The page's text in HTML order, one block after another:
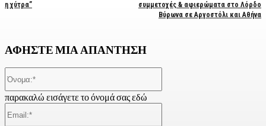
η χύτρα”
συμμετοχές & αφιερώματα στο Λόρδο
Βύρωνα σε Αργοστόλι και Αθήνα
ΑΦΗΣΤΕ ΜΙΑ ΑΠΑΝΤΗΣΗ
παρακαλώ εισάγετε το όνομά σας εδώ